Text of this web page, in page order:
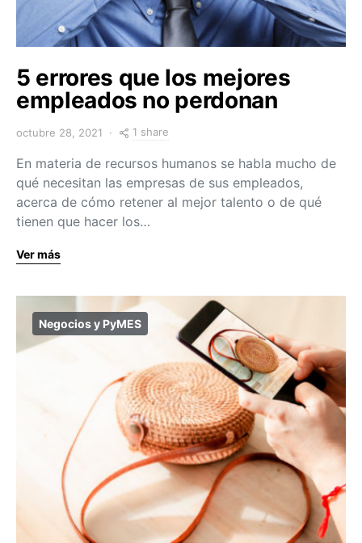
5 errores que los mejores
empleados no perdonan
octubre 28, 2021 1 share
En materia de recursos humanos se habla mucho de
qué necesitan las empresas de sus empleados,
acerca de cómo retener al mejor talento o de qué
tienen que hacer los…
Ver más
Negocios y PyMES